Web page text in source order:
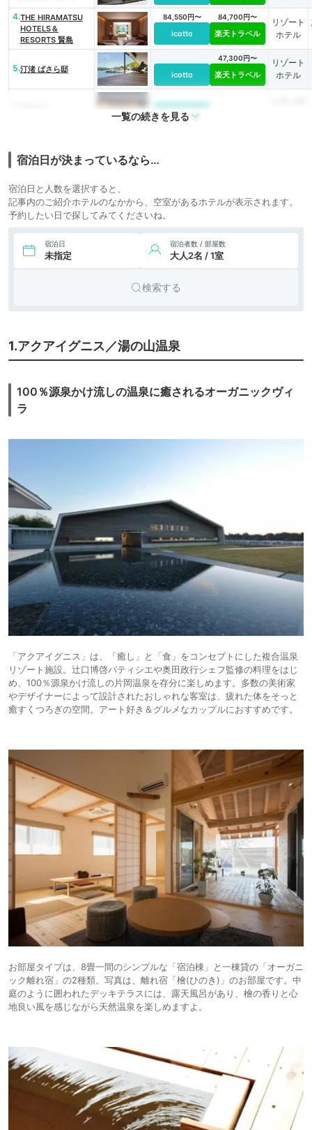
4.THE HIRAMATSU
HOTELS＆
RESORTS 賢島
84,550円〜
icotto
84,700円〜
楽天トラベル
リゾート
ホテル
5.汀渚 ばさら邸
icotto
47,300円〜
楽天トラベル
リゾート
ホテル
icotto
一覧の続きを見る
宿泊日が決まっているなら…
宿泊日と人数を選択すると、
記事内のご紹介ホテルのなかから、空室があるホテルが表示されます。
予約したい日で探してみてくださいね。
宿泊日
未指定
宿泊者数 / 部屋数
大人2名 / 1室
検索する
1.アクアイグニス／湯の山温泉
100％源泉かけ流しの温泉に癒されるオーガニックヴィ
ラ
「アクアイグニス」は、「癒し」と「食」をコンセプトにした複合温泉
リゾート施設。辻口博啓パティシエや奥田政行シェフ監修の料理をはじ
め、100％源泉かけ流しの片岡温泉を存分に楽しめます。多数の美術家
やデザイナーによって設計されたおしゃれな客室は、疲れた体をそっと
癒すくつろぎの空間。アート好き＆グルメなカップルにおすすめです。
お部屋タイプは、8畳一間のシンプルな「宿泊棟」と一棟貸の「オーガニ
ック離れ宿」の2種類。写真は、離れ宿「檜(ひのき)」のお部屋です。中
庭のように囲われたデッキテラスには、露天風呂があり、檜の香りと心
地良い風を感じながら天然温泉を楽しめますよ。